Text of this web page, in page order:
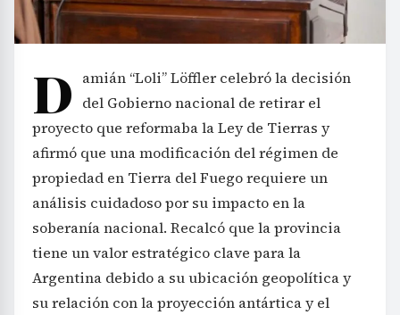
D amián “Loli” Löffler celebró la decisión
del Gobierno nacional de retirar el
proyecto que reformaba la Ley de Tierras y
afirmó que una modificación del régimen de
propiedad en Tierra del Fuego requiere un
análisis cuidadoso por su impacto en la
soberanía nacional. Recalcó que la provincia
tiene un valor estratégico clave para la
Argentina debido a su ubicación geopolítica y
su relación con la proyección antártica y el